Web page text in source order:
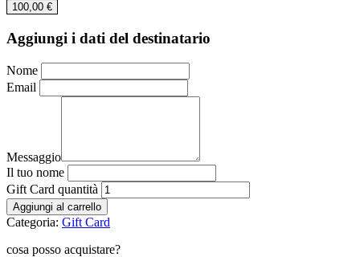
100,00 €
Aggiungi i dati del destinatario
Nome
Email
Messaggio
Il tuo nome
Gift Card quantità
Aggiungi al carrello
Categoria: Gift Card
cosa posso acquistare?